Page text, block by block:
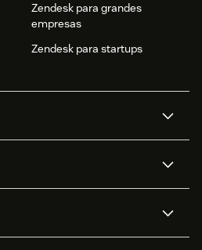
Zendesk para grandes
empresas
Zendesk para startups
Mensagens e chat em tempo
real